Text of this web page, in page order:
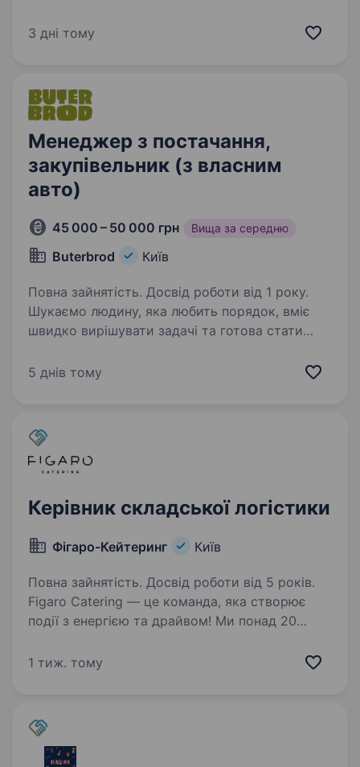
компаній, яка об'єднує понад 7 000 готелів у
3 дні тому
Менеджер з постачання,
закупівельник (з власним
авто)
45 000 – 50 000 грн Вища за середню
Buterbrod Київ
Повна зайнятість. Досвід роботи від 1 року.
Шукаємо людину, яка любить порядок, вміє
швидко вирішувати задачі та готова стати
забезпечує доставку продукту для топових
5 днів тому
Керівник складської логістики
Фігаро-Кейтеринг Київ
Повна зайнятість. Досвід роботи від 5 років.
Figaro Catering — це команда, яка створює
події з енергією та драйвом! Ми понад 20
кейтеринг — це не просто їжа, це атмосфера,
1 тиж. тому